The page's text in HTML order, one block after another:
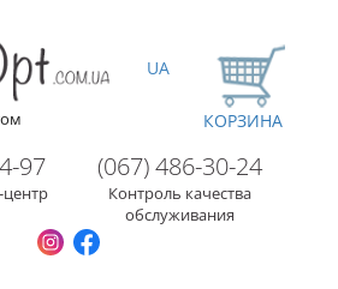
97 (067) 486-30-24
Контроль качества
обслуживания
UA
КОРЗИНА